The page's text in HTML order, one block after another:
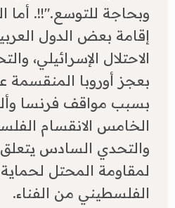
وبحاجة للتوسع."!!. أما
إقامة بعض الدول
الاحتلال الإسرائيلي،
بعجز أوروبا
بسبب مواقف فرنسا
الخامس الانقسام
والتحدي السادس
لمقاومة المحتل
الفلسطيني من الفناء.